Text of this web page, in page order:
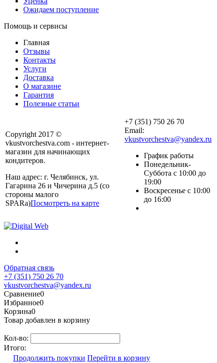
Ожидаем поступление
Помощь и сервисы
Главная
Отзывы
Контакты
Услуги
Доставка
О магазине
Гарантия
Полезные статьи
Copyright 2017 ©
vkustvorchestva.com - интернет-
магазин для начинающих
кондитеров.
Наш адрес: г. Челябинск, ул.
Гагарина 26 и Чичерина д.5 (со
стороны малого
SPARa)Посмотреть на карте
+7 (351) 750 26 70
Email:
vkustvorchestva@yandex.ru
График работы
Понедельник-
Суббота с 10:00 до
19:00
Воскресенье с 10:00
до 16:00
Обратная связь
+7 (351) 750 26 70
vkustvorchestva@yandex.ru
Сравнение0
Избранное0
Корзина0
Товар добавлен в корзину
Кол-во:
Итого:
Продолжить покупки Перейти в корзину